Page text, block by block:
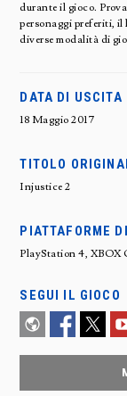
durante il gioco.
personaggi preferiti, il
diverse modalità di
DATA DI USCITA
18 Maggio 2017
TITOLO
Injustice 2
PIATTAFORME
PlayStation 4,
SEGUI IL GIOCO